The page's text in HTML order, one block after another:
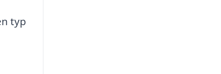
typ